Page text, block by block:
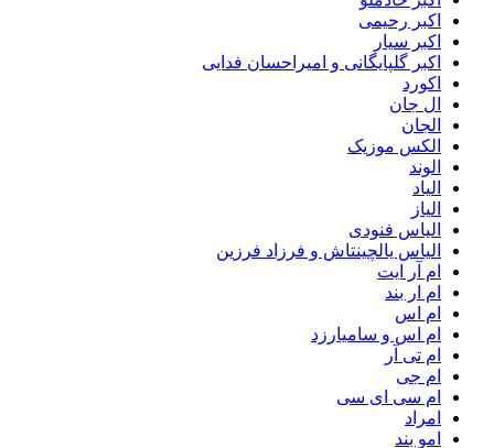
اکبر رحیمی
اکبر سیار
اکبر گلپایگانی و امیراحسان فدایی
اکورد
ال جان
الجان
الکس موزیک
الوند
الیاد
الیاز
الیاس فنودی
الیاس یالچینتاش و فرزاد فرزین
ام آر ایت
ام‌ ار بند
ام اس
ام اس و سامیارزد
ام تی آر
ام جی
ام سی ای سی
امراد
امو بند